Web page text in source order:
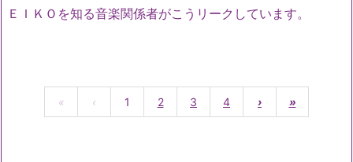
ＥＩＫＯを知る音楽関係者がこうリークしています。
« ‹ 1 2 3 4 › »